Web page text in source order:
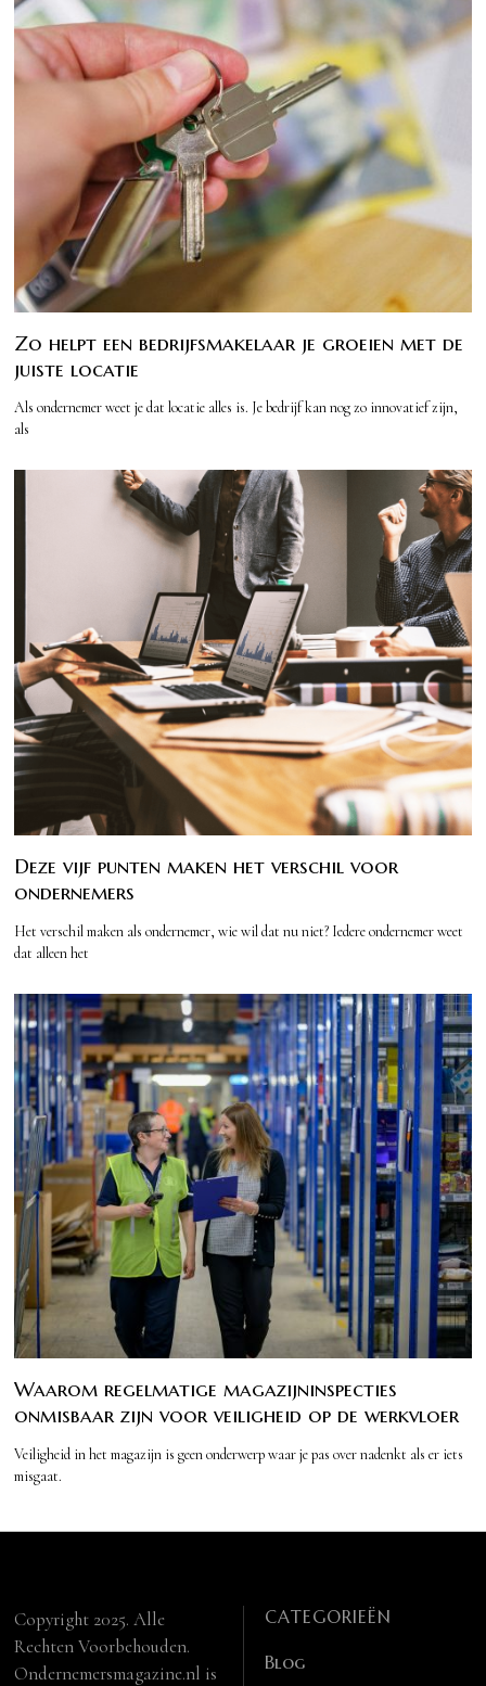
Zo helpt een bedrijfsmakelaar je groeien met de
juiste locatie
Als ondernemer weet je dat locatie alles is. Je bedrijf kan nog zo innovatief zijn,
als
Deze vijf punten maken het verschil voor
ondernemers
Het verschil maken als ondernemer, wie wil dat nu niet? Iedere ondernemer weet
dat alleen het
Waarom regelmatige magazijninspecties
onmisbaar zijn voor veiligheid op de werkvloer
Veiligheid in het magazijn is geen onderwerp waar je pas over nadenkt als er iets
misgaat.
Copyright 2025. Alle
Rechten Voorbehouden.
Ondernemersmagazine.nl is
CATEGORIEËN
Blog